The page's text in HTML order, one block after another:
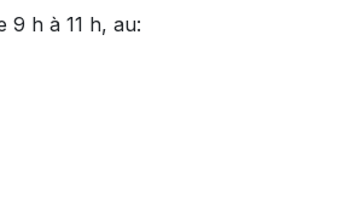
9 h à 11 h, au: